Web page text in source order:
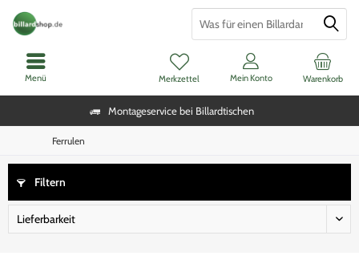
Montageservice bei Billardtischen
Warenkorb
Merkzettel Mein Konto
Menü
Ferrulen
Filtern